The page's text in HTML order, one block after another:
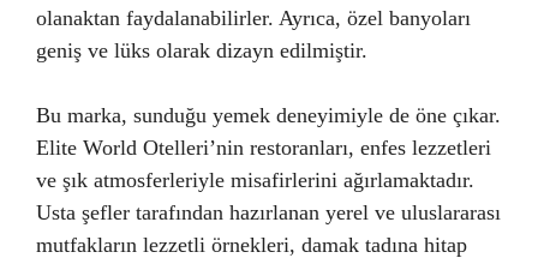
olanaktan faydalanabilirler. Ayrıca, özel banyoları
geniş ve lüks olarak dizayn edilmiştir.
Bu marka, sunduğu yemek deneyimiyle de öne çıkar.
Elite World Otelleri’nin restoranları, enfes lezzetleri
ve şık atmosferleriyle misafirlerini ağırlamaktadır.
Usta şefler tarafından hazırlanan yerel ve uluslararası
mutfakların lezzetli örnekleri, damak tadına hitap